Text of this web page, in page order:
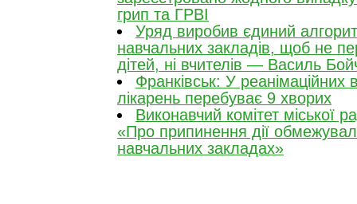
грип та ГРВІ
Уряд виробив єдиний
навчальних закладів, щоб не
дітей, ні вчителів — Василь
Франківськ: У реанімаційних
лікарень перебуває 9 хворих
Виконавчий комітет міської
«Про припинення дії
навчальних закладах»